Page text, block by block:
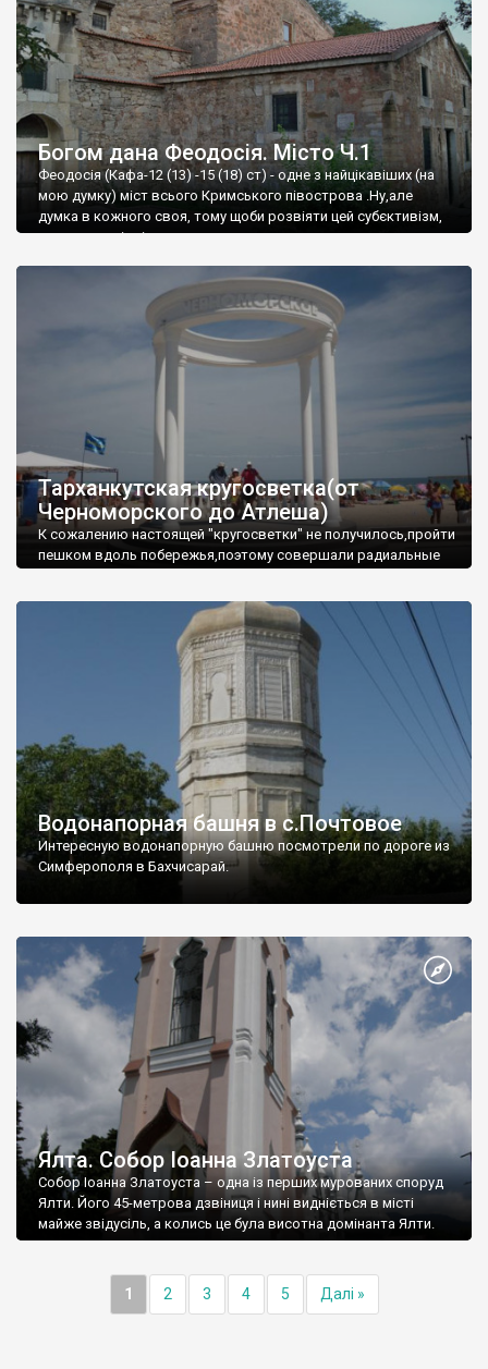
Богом дана Феодосія. Місто Ч.1
Феодосія (Кафа-12 (13) -15 (18) ст) - одне з найцікавіших (на
мою думку) міст всього Кримського півострова .Ну,але
думка в кожного своя, тому щоби розвіяти цей субєктивізм,
запрошую відвідати це
Тарханкутская кругосветка(от
Черноморского до Атлеша)
К сожалению настоящей "кругосветки" не получилось,пройти
пешком вдоль побережья,поэтому совершали радиальные
Водонапорная башня в с.Почтовое
Интересную водонапорную башню посмотрели по дороге из
Симферополя в Бахчисарай.
Ялта. Собор Іоанна Златоуста
Собор Іоанна Златоуста – одна із перших мурованих споруд
Ялти. Його 45-метрова дзвіниця і нині видніється в місті
майже звідусіль, а колись це була висотна домінанта Ялти.
1 2 3 4 5 Далі »